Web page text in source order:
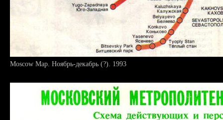
Moscow Map. Ноябрь-декабрь (?). 1993